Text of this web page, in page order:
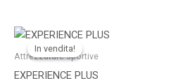
In vendita!
In vendita!
Attrezzature sportive
EXPERIENCE PLUS
Il
prezzo
originale
1.449,00 €.
Il
attuale
1.249,00 €.